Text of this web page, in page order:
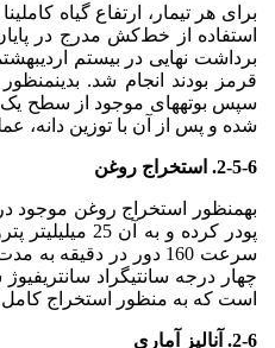
برای هر تیمار، ارتفاع گیاه
استفاده از خط‌کش مدرج در
برداشت نهایی در بیستم
قرمز بودند انجام شد.
سپس بوته­های موجود از سطح یک
شده و پس از آن با توزین دانه،
2-5-6. استخراج روغن
به­منظور استخراج روغن موجود
پودر کرده و
چهار درجه سانتی­گراد
است که به منظور استخراج
2-6. آنالیز آماری